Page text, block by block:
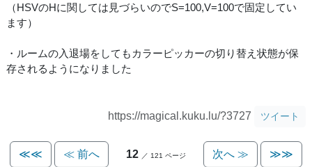
（HSVのHに関しては見づらいのでS=100,V=100で固定してい
ます）
・ルームの入退場をしてもカラーピッカーの切り替え状態が保
存されるようになりました
https://magical.kuku.lu/?3727 ツイート
≪≪ ≪ 前へ 12 ／ 121 ページ 次へ ≫ ≫≫